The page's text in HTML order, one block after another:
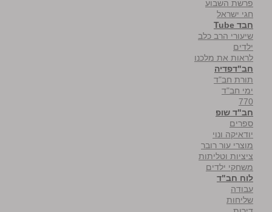
פרשת השבוע
חגי ישראל
חבד Tube
שיעורי הרב כלב
ילדים
לראות את מלכנו
חב"דפדיה
תורת חב"ד
ימי חב"ד
770
חב"ד שופ
ספרים
יודאיקה ונוי
מוצרי עור רובר
ציציות וטליתות
משחקי ילדים
לוח חב"ד
עבודה
שליחות